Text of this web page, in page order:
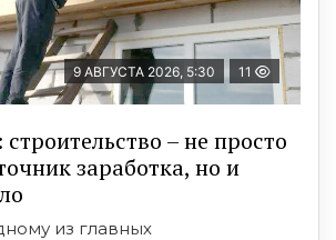
9 АВГУСТА 2026, 5:30 11
– не просто
заработка, но и
из главных